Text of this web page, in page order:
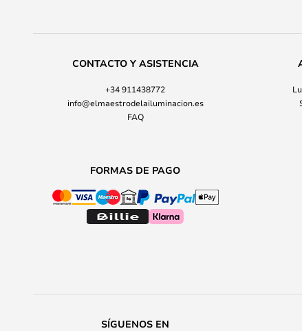
CONTACTO Y ASISTENCIA
+34 911438772
info@elmaestrodelailuminacion.es
FAQ
FORMAS DE PAGO
SÍGUENOS EN